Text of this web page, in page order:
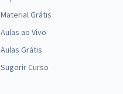
Material Grátis
Aulas ao Vivo
Aulas Grátis
Sugerir Curso